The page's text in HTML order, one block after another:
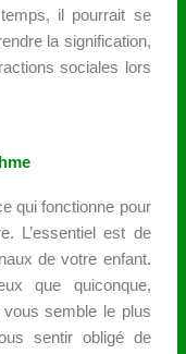
il pourrait se
la signification,
sociales lors
qui fonctionne pour
L’essentiel est de
de votre enfant.
que quiconque,
semble le plus
sentir obligé de